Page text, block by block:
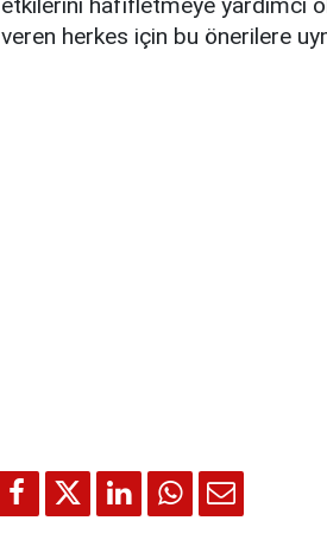
etkilerini hafifletmeye yardımcı
veren herkes için bu önerilere